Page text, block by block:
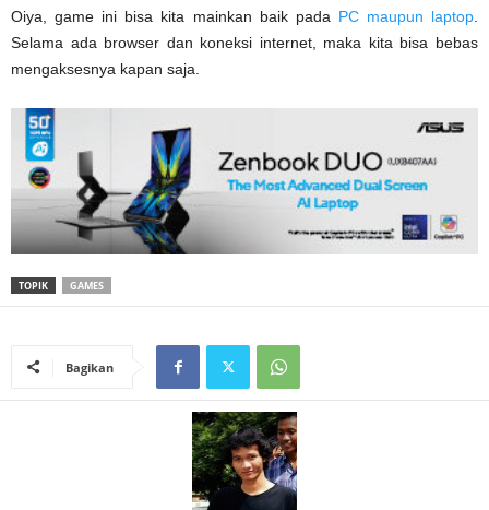
Oiya, game ini bisa kita mainkan baik pada PC maupun laptop
Selama ada browser dan koneksi internet, maka kita bisa bebas
mengaksesnya kapan saja.
TOPIK GAMES
Bagikan